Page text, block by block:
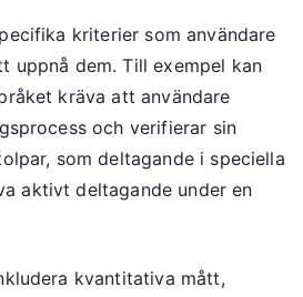
kriterier som användare
uppnå dem. Till exempel kan
kräva att användare
och verifierar sin
som deltagande i speciella
aktivt deltagande under en
kvantitativa mått,